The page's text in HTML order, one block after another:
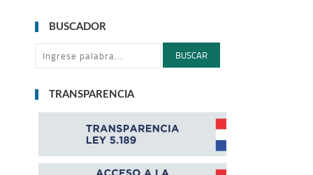
BUSCADOR
BUSCAR
TRANSPARENCIA